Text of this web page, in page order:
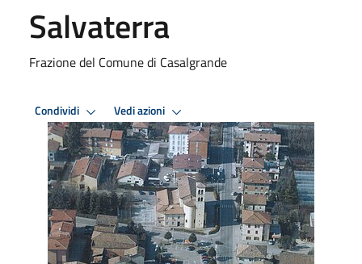
Salvaterra
Frazione del Comune di Casalgrande
Condividi Vedi azioni